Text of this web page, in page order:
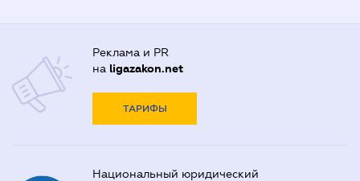
Реклама и PR
на ligazakon.net
ТАРИФЫ
Национальный юридический